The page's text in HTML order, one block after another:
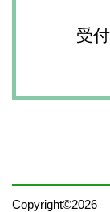
受
Copyright©2026